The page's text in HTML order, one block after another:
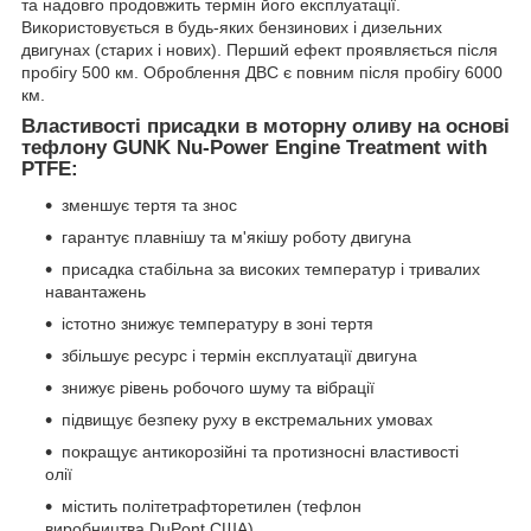
та надовго продовжить термін його експлуатації.
Використовується в будь-яких бензинових і дизельних
двигунах (старих і нових). Перший ефект проявляється після
пробігу 500 км. Оброблення ДВС є повним після пробігу 6000
км.
Властивості присадки в моторну оливу на основі
тефлону GUNK Nu-Power Engine Treatment with
PTFE:
зменшує тертя та знос
гарантує плавнішу та м'якішу роботу двигуна
присадка стабільна за високих температур і тривалих
навантажень
істотно знижує температуру в зоні тертя
збільшує ресурс і термін експлуатації двигуна
знижує рівень робочого шуму та вібрації
підвищує безпеку руху в екстремальних умовах
покращує антикорозійні та протизносні властивості
олії
містить політетрафторетилен (тефлон